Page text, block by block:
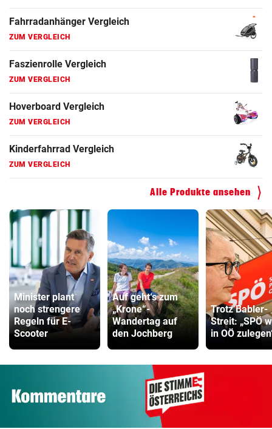
Fahrradanhänger Vergleich
ZUM VERGLEICH
Faszienrolle Vergleich
ZUM VERGLEICH
Hoverboard Vergleich
ZUM VERGLEICH
Kinderfahrrad Vergleich
ZUM VERGLEICH
Alle Produkte ansehen
Minister plant
noch strengere
Regeln für E-
Scooter
Auf geht‘s zum
„Krone“-
Wandertag auf
den Jochberg
Trotz Babler-
Streit: „SPÖ
in OÖ